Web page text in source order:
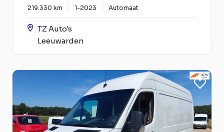
219.330 km 1-2023 Automaat
TZ Auto's
Leeuwarden